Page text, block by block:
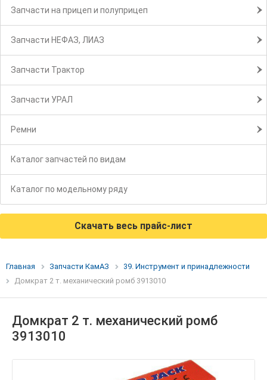
Запчасти на прицеп и полуприцеп
Запчасти НЕФАЗ, ЛИАЗ
Запчасти Трактор
Запчасти УРАЛ
Ремни
Каталог запчастей по видам
Каталог по модельному ряду
Скачать весь прайс-лист
Главная Запчасти КамАЗ
39. Инструмент и принадлежности
Домкрат 2 т. механический ромб 3913010
Домкрат 2 т. механический ромб
3913010